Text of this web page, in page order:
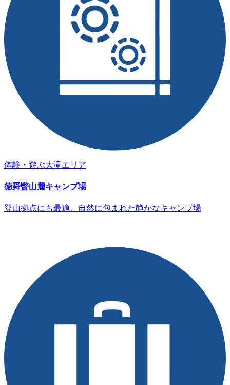
体験・遊ぶ大滝エリア
徳舜瞥山麓キャンプ場
登山拠点にも最適、自然に包まれた静かなキャンプ場